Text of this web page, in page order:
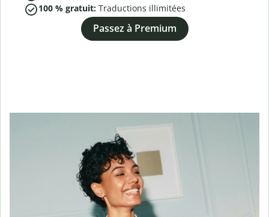
100 % gratuit: Traductions illimitées
Passez à Premium